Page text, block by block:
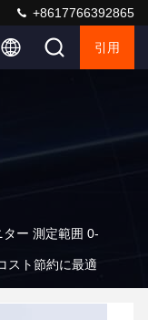
+8617766392865
引用
ター 測定範囲 0-
スト節約に最適